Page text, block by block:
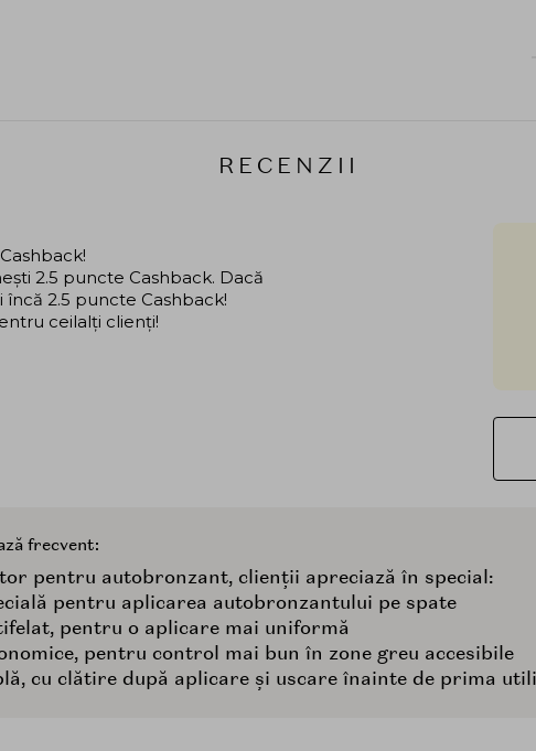
RECENZII
2.5 puncte Cashback. Dacă
2.5 puncte Cashback!
ceilalți clienți!
frecvent:
pentru autobronzant, clienții apreciază în special:
pentru aplicarea autobronzantului pe spate
pentru o aplicare mai uniformă
pentru control mai bun în zone greu accesibile
cu clătire după aplicare și uscare înainte de prima